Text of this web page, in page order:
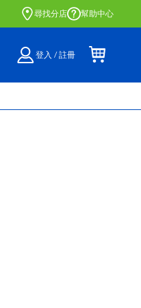
門店自取服務 網上購買並在店內
尋找分店 幫助中心
登入 / 註冊